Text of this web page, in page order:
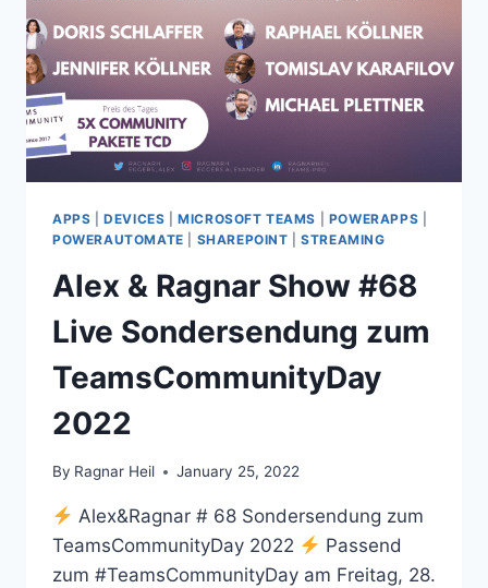
APPS |DEVICES |MICROSOFT TEAMS POWERAPPS
POWERAUTOMATE
SHAREPOINT |STREAMING
Alex & Ragnar Show #68
Live Sondersendung zum
TeamsCommunityDay
2022
By Ragnar Heil January 25, 2022
Alex&Ragnar # 68 Sondersendung zum
TeamsCommunityDay 2022
Passend
zum #TeamsCommunityDay am Freitag, 28.